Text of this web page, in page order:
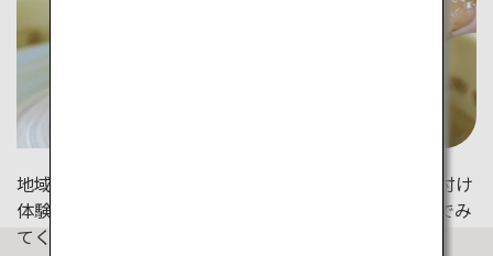
地域によって特色がある伝統工芸品。ろくろ体験や絵付け
体験等、各地でバラエティに富んだ工芸体験を楽しんでみ
てください。